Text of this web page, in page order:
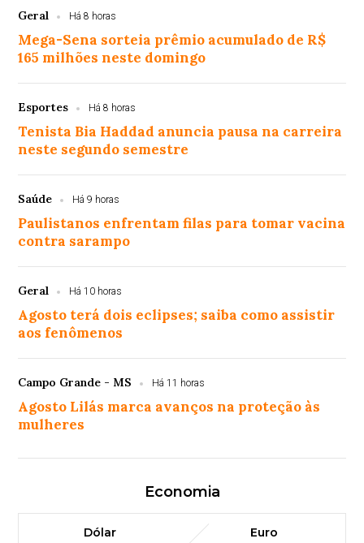
Geral Há 8 horas
Mega-Sena sorteia prêmio acumulado de R$
165 milhões neste domingo
Esportes Há 8 horas
Tenista Bia Haddad anuncia pausa na carreira
neste segundo semestre
Saúde Há 9 horas
Paulistanos enfrentam filas para tomar vacina
contra sarampo
Geral Há 10 horas
Agosto terá dois eclipses; saiba como assistir
aos fenômenos
Campo Grande - MS Há 11 horas
Agosto Lilás marca avanços na proteção às
mulheres
Economia
Dólar
Euro